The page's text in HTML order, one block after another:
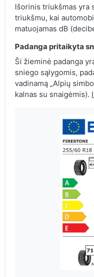
Išorinis triukšmas yra
triukšmu, kai
matuojamas dB
Padanga pritaikyta
Ši žieminė padanga
sniego sąlygomis,
vadinamą „Alpių
kalnas su snaigėmis).